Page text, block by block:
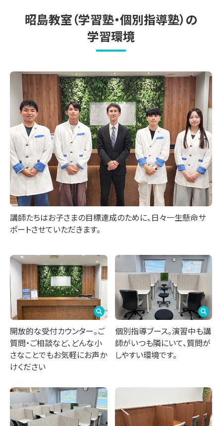
昭島教室（学習塾・個別指導塾）の
学習環境
講師たちはお子さまの目標達成のために、日々一生懸命サ
ポートさせていただきます。
開放的な受付カウンター。ご
質問・ご相談など、どんな小
さなことでもお気軽にお声か
けください
個別指導ブース。演習中も講
師がいつも隣にいて、質問が
しやすい環境です。